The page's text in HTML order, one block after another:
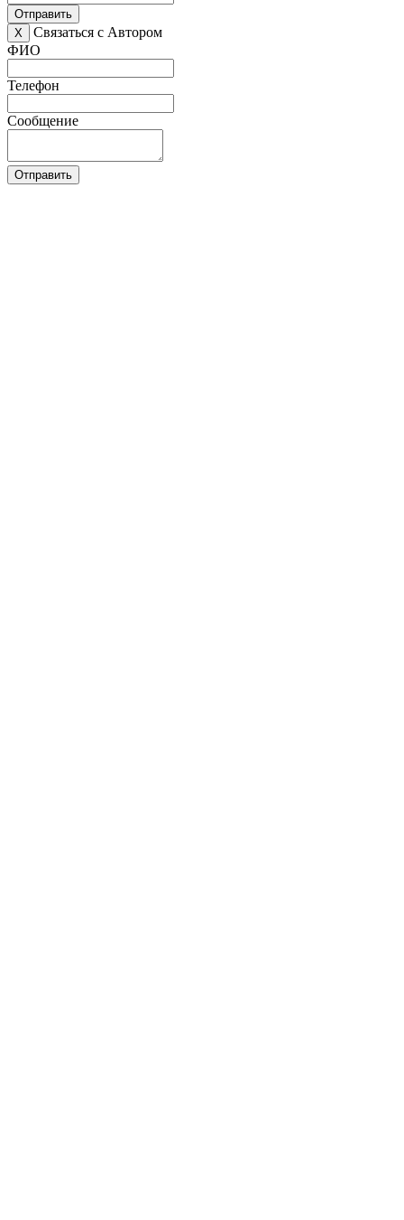
Отправить
X
Связаться с Автором
ФИО
Телефон
Сообщение
Отправить